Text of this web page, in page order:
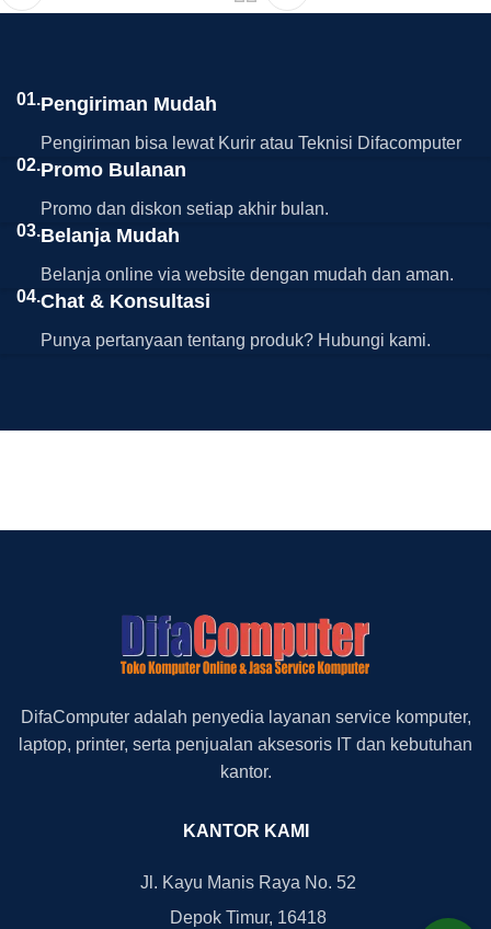
01.Pengiriman Mudah
Pengiriman bisa lewat Kurir atau Teknisi Difacomputer
02.Promo Bulanan
Promo dan diskon setiap akhir bulan.
03.Belanja Mudah
Belanja online via website dengan mudah dan aman.
04.Chat & Konsultasi
Punya pertanyaan tentang produk? Hubungi kami.
DifaComputer adalah penyedia layanan service komputer,
laptop, printer, serta penjualan aksesoris IT dan kebutuhan
kantor.
KANTOR KAMI
Jl. Kayu Manis Raya No. 52
Depok Timur, 16418